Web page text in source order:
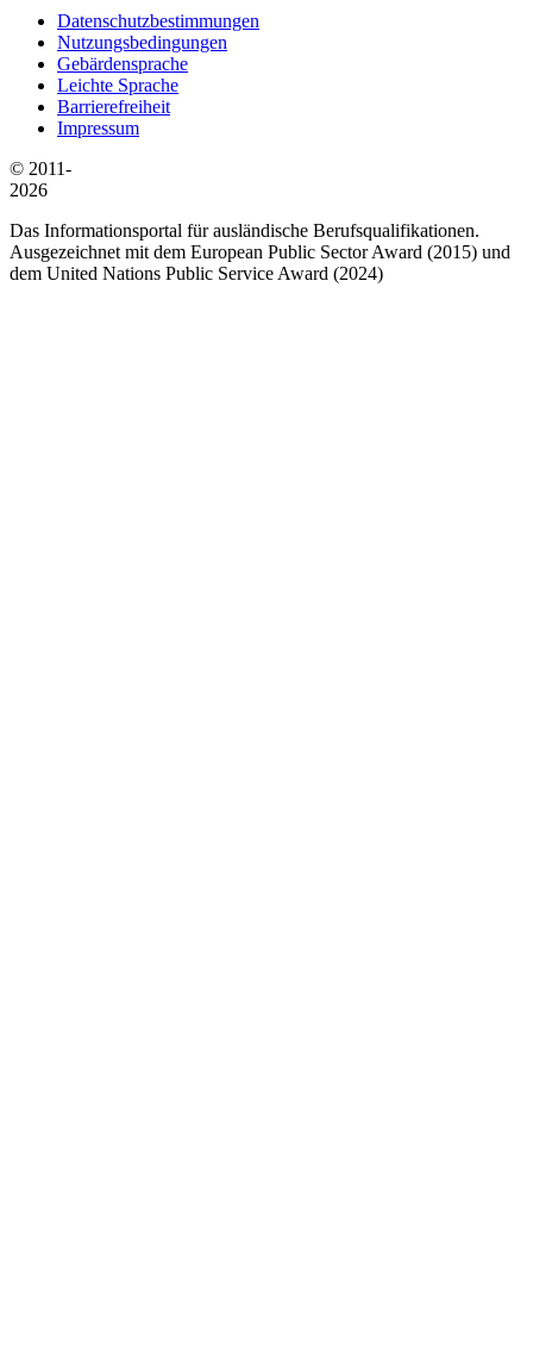
Datenschutzbestimmungen
Nutzungsbedingungen
Gebärdensprache
Leichte Sprache
Barrierefreiheit
Impressum
© 2011-
2026
Das Informationsportal für ausländische Berufsqualifikationen.
Ausgezeichnet mit dem European Public Sector Award (2015) und
dem United Nations Public Service Award (2024)